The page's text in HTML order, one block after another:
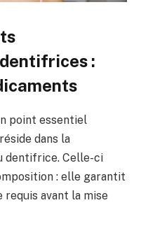
:
point essentiel
dans la
dentifrice. Celle-ci
: elle garantit
requis avant la mise